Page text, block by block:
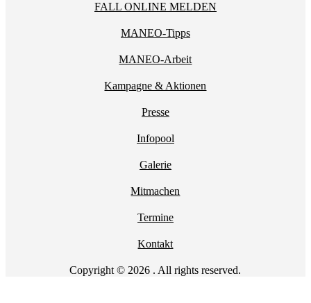
FALL ONLINE MELDEN
MANEO-Tipps
MANEO-Arbeit
Kampagne & Aktionen
Presse
Infopool
Galerie
Mitmachen
Termine
Kontakt
Copyright © 2026 . All rights reserved.